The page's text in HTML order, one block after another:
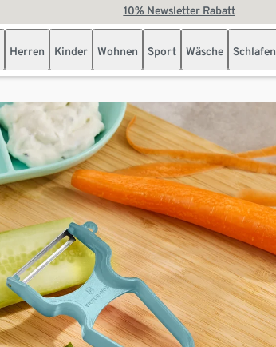
10% Newsletter Rabatt
Herren Kinder Wohnen Sport Wäsche Schlafen